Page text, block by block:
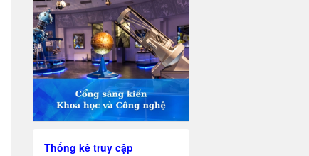
Thống kê truy cập